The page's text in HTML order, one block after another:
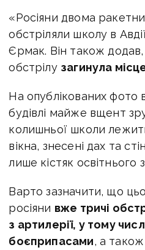
«Росіяни двома
обстріляли школу в
Єрмак. Він також
обстрілу загинула
На опублікованих фото
будівлі майже вщент
колишньої школи
вікна, знесені дах та
лише кістяк освітнього
Варто зазначити, що
росіяни вже тричі
з артилерії, у тому
боєприпасами, а також